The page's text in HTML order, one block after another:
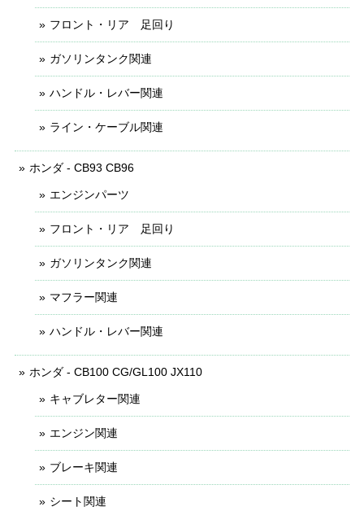
フロント・リア 足回り
ガソリンタンク関連
ハンドル・レバー関連
ライン・ケーブル関連
ホンダ - CB93 CB96
エンジンパーツ
フロント・リア 足回り
ガソリンタンク関連
マフラー関連
ハンドル・レバー関連
ホンダ - CB100 CG/GL100 JX110
キャブレター関連
エンジン関連
ブレーキ関連
シート関連